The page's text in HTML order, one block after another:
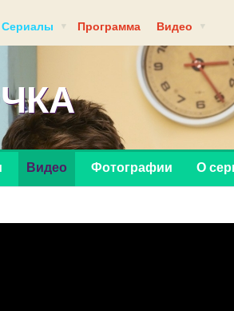
Сериалы Программа Видео
Видео Фотографии О